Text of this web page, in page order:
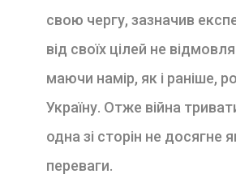
свою чергу, зазначив
від своїх цілей не
маючи намір, як і раніше,
Україну. Отже війна
одна зі сторін не досягне
переваги.